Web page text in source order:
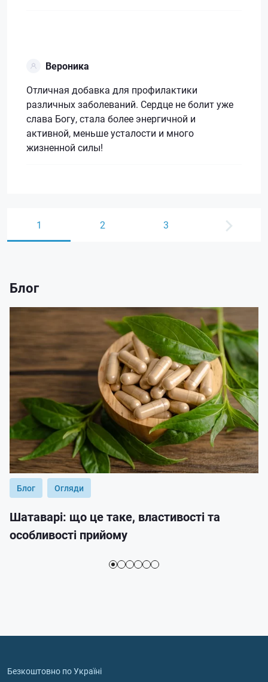
Вероника
Отличная добавка для профилактики
различных заболеваний. Сердце не болит уже
слава Богу, стала более энергичной и
активной, меньше усталости и много
жизненной силы!
1 2 3
Блог
Блог Огляди
Шатаварі: що це таке, властивості та
особливості прийому
Безкоштовно по Україні